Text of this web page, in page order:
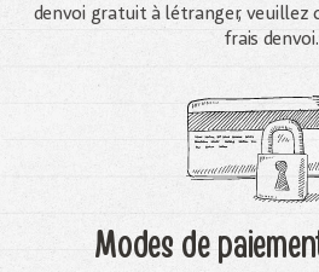
denvoi gratuit à létranger, veuillez
frais denvoi.
Modes de